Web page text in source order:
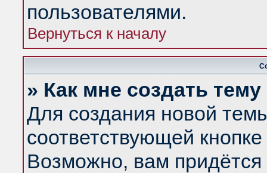
пользователями.
Вернуться к началу
» Как мне создать
Для создания новой
соответствующей
Возможно, вам придётся